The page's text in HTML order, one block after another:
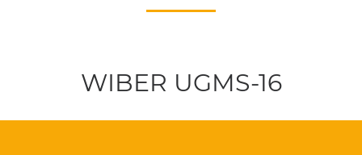
WIBER UGMS-16